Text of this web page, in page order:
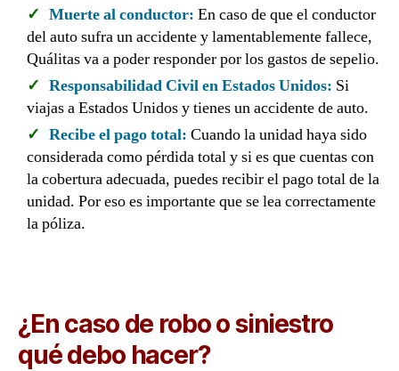
Muerte al conductor: En caso de que el conductor
del auto sufra un accidente y lamentablemente fallece,
Quálitas va a poder responder por los gastos de sepelio.
Responsabilidad Civil en Estados Unidos: Si
viajas a Estados Unidos y tienes un accidente de auto.
Recibe el pago total: Cuando la unidad haya sido
considerada como pérdida total y si es que cuentas con
la cobertura adecuada, puedes recibir el pago total de la
unidad. Por eso es importante que se lea correctamente
la póliza.
¿En caso de robo o siniestro
qué debo hacer?